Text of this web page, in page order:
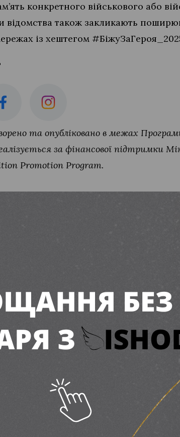
конкретного військового або
відомства також закликають
із хештегом
та опубліковано в межах
за фінансової підтримки
Promotion Program.
громаду
для дитячих
14:00, 7 Серпня 2026